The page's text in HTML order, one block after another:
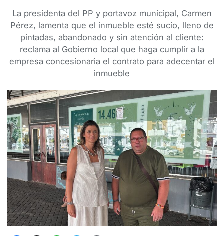
La presidenta del PP y portavoz municipal, Carmen
Pérez, lamenta que el inmueble esté sucio, lleno de
pintadas, abandonado y sin atención al cliente:
reclama al Gobierno local que haga cumplir a la
empresa concesionaria el contrato para adecentar el
inmueble